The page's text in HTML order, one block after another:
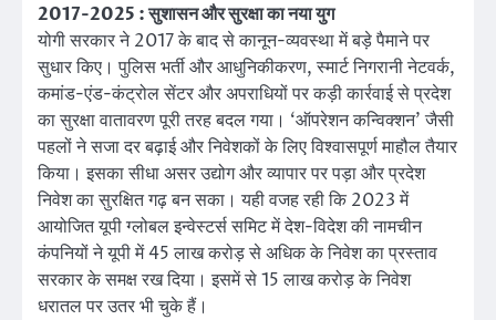
2017-2025 : सुशासन और सुरक्षा का नया युग
योगी सरकार ने 2017 के बाद से कानून-व्यवस्था में बड़े पैमाने पर
सुधार किए। पुलिस भर्ती और आधुनिकीकरण, स्मार्ट निगरानी नेटवर्क,
कमांड-एंड-कंट्रोल सेंटर और अपराधियों पर कड़ी कार्रवाई से प्रदेश
का सुरक्षा वातावरण पूरी तरह बदल गया। ‘ऑपरेशन कन्विक्शन’ जैसी
पहलों ने सजा दर बढ़ाई और निवेशकों के लिए विश्वासपूर्ण माहौल तैयार
किया। इसका सीधा असर उद्योग और व्यापार पर पड़ा और प्रदेश
निवेश का सुरक्षित गढ़ बन सका। यही वजह रही कि 2023 में
आयोजित यूपी ग्लोबल इन्वेस्टर्स समिट में देश-विदेश की नामचीन
कंपनियों ने यूपी में 45 लाख करोड़ से अधिक के निवेश का प्रस्ताव
सरकार के समक्ष रख दिया। इसमें से 15 लाख करोड़ के निवेश
धरातल पर उतर भी चुके हैं।